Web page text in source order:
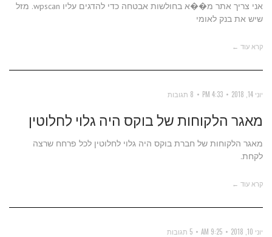
אני צריך אתר מ��א בחולשות אבטחה כדי להדגים עליו wpscan. מזל
שיש את בנק לאומי
קרא עוד ←
יוני 14, 2018 4:33 PM 8 תגובות
מאגר הלקוחות של בוקס היה גלוי לחלוטין
מאגר הלקוחות של חברת בוקס היה גלוי לחלוטין לכל פרחח שרצה
לקחת.
קרא עוד ←
יוני 10, 2018 9:25 AM 5 תגובות